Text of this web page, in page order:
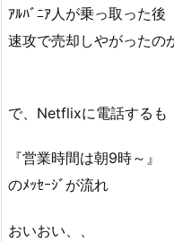
ｱﾙﾊﾞﾆｱ人が乗っ取った後
速攻で売却しやがったの
で、Netflixに電話するも
『営業時間は朝9時～』
のﾒｯｾｰｼﾞが流れ
おいおい、、